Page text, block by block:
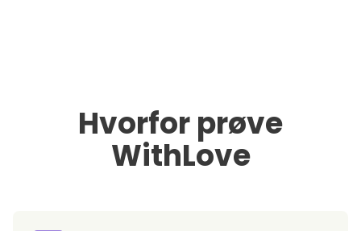
Hvorfor prøve
WithLove